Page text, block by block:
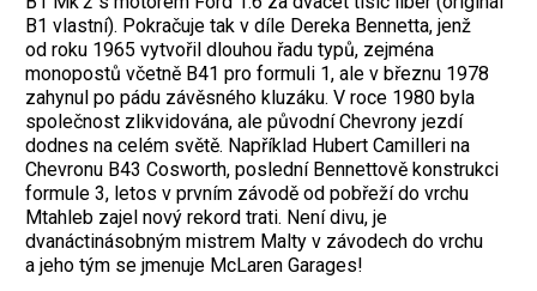
B1 vlastní). Pokračuje tak v díle Dereka Bennetta, jenž
od roku 1965 vytvořil dlouhou řadu typů, zejména
monopostů včetně B41 pro formuli 1, ale v březnu 1978
zahynul po pádu závěsného kluzáku. V roce 1980 byla
společnost zlikvidována, ale původní Chevrony jezdí
dodnes na celém světě. Například Hubert ­Camilleri na
Chevronu B43 Cosworth, poslední Bennet­tově konstrukci
formule 3, letos v prvním závodě od pobřeží do vrchu
Mtahleb zajel nový rekord trati. Není divu, je
dvanáctinásobným mistrem Malty v závodech do vrchu
a jeho tým se jmenuje McLaren Garages!